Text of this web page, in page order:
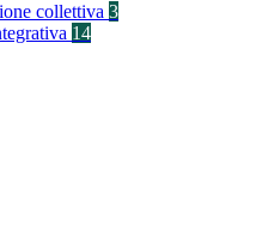
collettiva 3
14